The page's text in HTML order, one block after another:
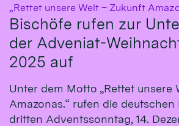
„Rettet unsere Welt – Zukunft
Bischöfe rufen zur
der Adveniat-
2025 auf
Unter dem Motto „Rettet unsere
Amazonas.“ rufen die deutschen
dritten Adventssonntag, 14.